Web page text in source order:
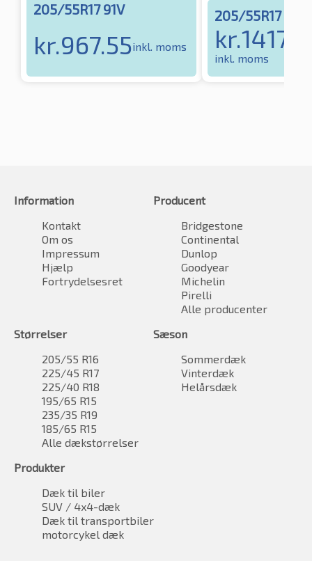
205/55R17 91V
kr.967.55inkl. moms
205/55R17 91V
kr.
inkl. moms
Information
Kontakt
Om os
Impressum
Hjælp
Fortrydelsesret
Producent
Bridgestone
Continental
Dunlop
Goodyear
Michelin
Pirelli
Alle producenter
Størrelser
205/55 R16
225/45 R17
225/40 R18
195/65 R15
235/35 R19
185/65 R15
Alle dækstørrelser
Sæson
Sommerdæk
Vinterdæk
Helårsdæk
Produkter
Dæk til biler
SUV / 4x4-dæk
Dæk til transportbiler
motorcykel dæk